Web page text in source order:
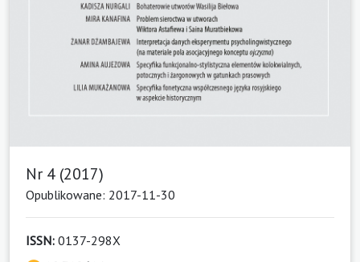
Nr 4 (2017)
Opublikowane: 2017-11-30
ISSN: 0137-298X